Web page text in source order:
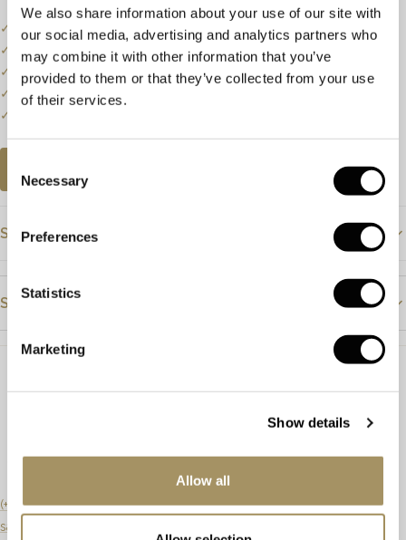
We also share information about your use of our site with
our social media, advertising and analytics partners who
may combine it with other information that you’ve
provided to them or that they’ve collected from your use
of their services.
Selection
Necessary
Preferences
Statistics
Marketing
Show details
Allow all
✓
Onze website dient als online etalage.
✓
Bel of mail ons voor de actuele voorraadstatus.
✓
Prijzen kunnen onderhevig zijn aan veranderingen.
✓
Een klein deel van onze collectie staat online.
✓
Specificaties
Steensoort
Afmeting 16 x 8mm
65856
Steendetails
Steensoort
Briljant
Zuiverheid
Karaat
(+31) 20 6270901
sales@lyppens.nl